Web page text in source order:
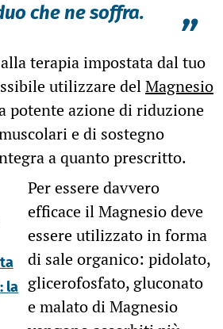
che ne soffra.
”
terapia impostata dal tuo
utilizzare delMagnesio
potente azione di riduzione
e di sostegno
a quanto prescritto.
la
Per essere davvero
efficace il Magnesio deve
essere utilizzato in forma
di sale organico: pidolato,
glicerofosfato, gluconato
e malato di Magnesio